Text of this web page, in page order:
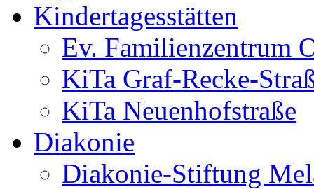
Kindertagesstätten
Ev. Familienzentrum
KiTa Graf-Recke-
KiTa Neuenhofstraße
Diakonie
Diakonie-Stiftung